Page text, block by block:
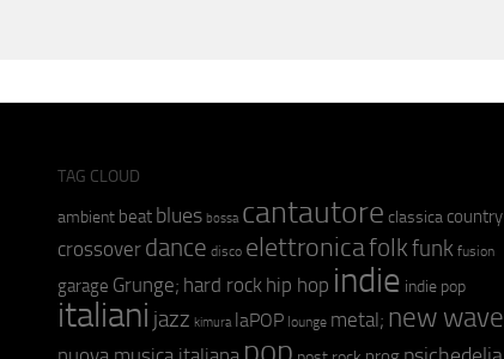
TAG CLOUD
ambient beat blues bossa cantautore classica country
crossover dance disco elettronicafolkfunk fusion
garage Grunge; hard rock hip hop indie indie pop
italiani jazz kimura laPOP lounge metal; new wave